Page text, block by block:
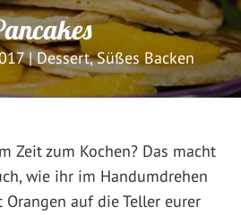
|Dessert,Süßes Backen
Zeit zum Kochen? Das macht
wie ihr im Handumdrehen
Orangen auf die Teller eurer